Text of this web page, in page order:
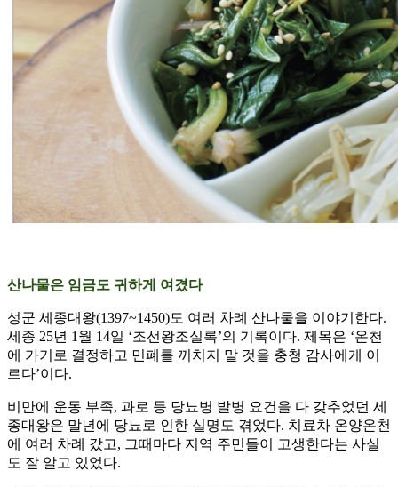
산나물은 임금도 귀하게 여겼다
성군 세종대왕(1397~1450)도 여러 차례 산나물을 이야기한다.
세종 25년 1월 14일 ‘조선왕조실록’의 기록이다. 제목은 ‘온천
에 가기로 결정하고 민폐를 끼치지 말 것을 충청 감사에게 이
르다’이다.
비만에 운동 부족, 과로 등 당뇨병 발병 요건을 다 갖추었던 세
종대왕은 말년에 당뇨로 인한 실명도 겪었다. 치료차 온양온천
에 여러 차례 갔고, 그때마다 지역 주민들이 고생한다는 사실
도 잘 알고 있었다.